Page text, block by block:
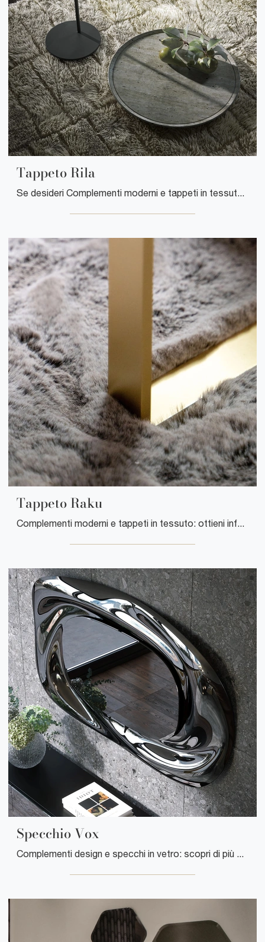
Tappeto Rila
Se desideri Complementi moderni e tappeti in tessuto ottieni informazioni sul modello Tappeto Rila del brand Tonin Casa.
Tappeto Raku
Complementi moderni e tappeti in tessuto: ottieni informazioni sul modello Tappeto Raku di Tonin Casa e potrai completare i tuoi locali.
Specchio Vox
Complementi design e specchi in vetro: scopri di più sul modello Specchio Vox di Tonin Casa e potrai impreziosire i tuoi interni.